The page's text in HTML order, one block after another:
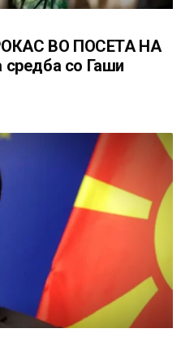
ВО ПОСЕТА НА
со Гаши